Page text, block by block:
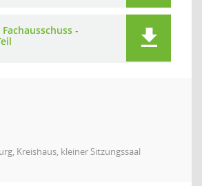
-
Kreishaus, kleiner Sitzungssaal